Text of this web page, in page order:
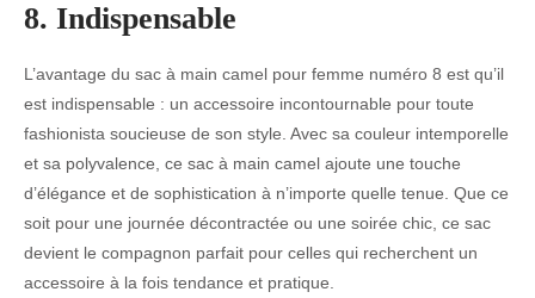
8. Indispensable
L’avantage du sac à main camel pour femme numéro 8 est qu’il
est indispensable : un accessoire incontournable pour toute
fashionista soucieuse de son style. Avec sa couleur intemporelle
et sa polyvalence, ce sac à main camel ajoute une touche
d’élégance et de sophistication à n’importe quelle tenue. Que ce
soit pour une journée décontractée ou une soirée chic, ce sac
devient le compagnon parfait pour celles qui recherchent un
accessoire à la fois tendance et pratique.